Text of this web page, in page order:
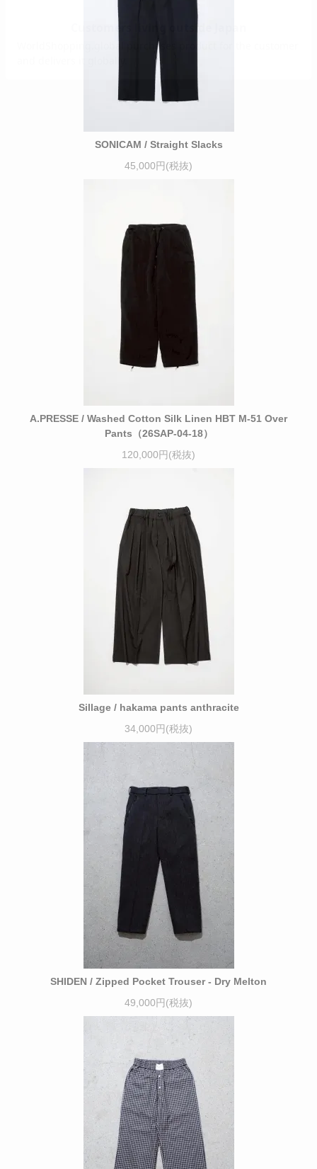
SONICAM / Straight Slacks
45,000円(税抜)
A.PRESSE / Washed Cotton Silk Linen HBT M-51 Over
Pants（26SAP-04-18）
120,000円(税抜)
Sillage / hakama pants anthracite
34,000円(税抜)
SHIDEN / Zipped Pocket Trouser - Dry Melton
49,000円(税抜)